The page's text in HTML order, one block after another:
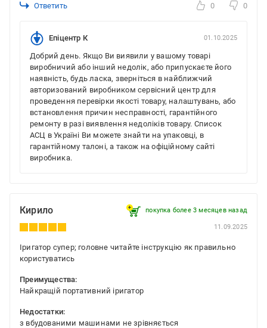
Ответить 0 0
Епіцентр К 01.10.2025
Добрий день. Якщо Ви виявили у вашому товарі
виробничий або інший недолік, або припускаєте його
наявність, будь ласка, зверніться в найближчий
авторизований виробником сервісний центр для
проведення перевірки якості товару, налаштувань, або
встановлення причин несправності, гарантійного
ремонту в разі виявлення недоліків товару. Список
АСЦ в Україні Ви можете знайти на упаковці, в
гарантійному талоні, а також на офіційному сайті
виробника.
Кирило покупка более 3 месяцев назад
11.09.2025
Іригатор супер; головне читайте інструкцію як правильно
користуватись
Преимущества:
Найкращій портативний іригатор
Недостатки:
з вбудованими машинами не зрівняється